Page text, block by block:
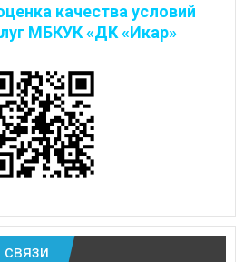
качества условий
МБКУК «ДК «Икар»
связи